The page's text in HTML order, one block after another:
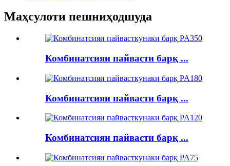
Маҳсулоти пешниҳодшуда
Комбинатсияи пайвасти барқ ​​...
Комбинатсияи пайвасти барқ ​​...
Комбинатсияи пайвасти барқ ​​...